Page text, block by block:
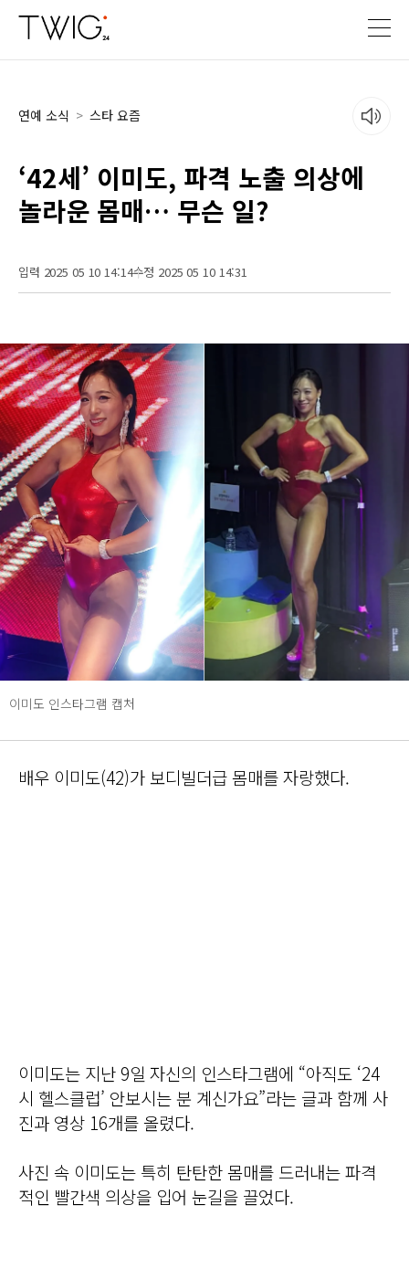
연예 소식 > 스타 요즘
‘42세’ 이미도, 파격 노출 의상에
놀라운 몸매… 무슨 일?
입력 2025 05 10 14:14수정 2025 05 10 14:31
이미도 인스타그램 캡처
배우 이미도(42)가 보디빌더급 몸매를 자랑했다.
이미도는 지난 9일 자신의 인스타그램에 “아직도 ‘24
시 헬스클럽’ 안보시는 분 계신가요”라는 글과 함께 사
진과 영상 16개를 올렸다.
사진 속 이미도는 특히 탄탄한 몸매를 드러내는 파격
적인 빨간색 의상을 입어 눈길을 끌었다.